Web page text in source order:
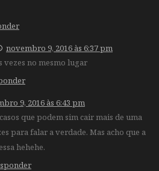
novembro 9, 2016 às 6:37 pm
vezes no mesmo lugar
9, 2016 às 6:43 pm
que podem sim cair mais de uma
para falar a verdade. Mas acho que a
hehehe.